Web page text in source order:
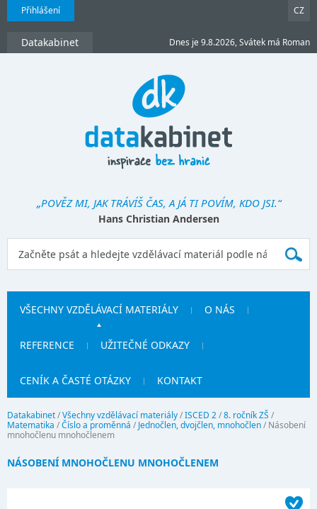
Přihlášení CZ
Datakabinet Dnes je 9.8.2026, Svátek má Roman
„POVĚZ MI, JAK TRÁVÍŠ ČAS, A JÁ TI POVÍM, KDO JSI.“
Hans Christian Andersen
VŠECHNY VZDĚLÁVACÍ MATERIÁLY O NÁS
REFERENCE UŽITEČNÉ ODKAZY
CENÍK A ČASTÉ OTÁZKY KONTAKT
Datakabinet/Všechny vzdělávací materiály/ISCED 2/8. ročník ZŠ /
Matematika /Číslo a proměnná / Jednočlen, dvojčlen, mnohočlen/ Násobení
mnohočlenu mnohočlenem
NÁSOBENÍ MNOHOČLENU MNOHOČLENEM